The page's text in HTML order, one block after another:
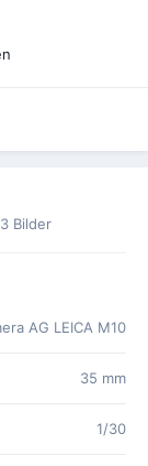
Bilder
AG LEICA M10
35 mm
1/30